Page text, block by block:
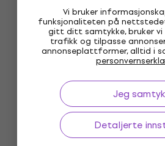
Vi bruker
funksjonaliteten på
gitt ditt samtykke, bruker vi
trafikk og tilpasse
annonseplattformer, alltid i
Jeg
Detaljerte